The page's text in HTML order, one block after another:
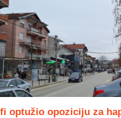
optužio opoziciju za